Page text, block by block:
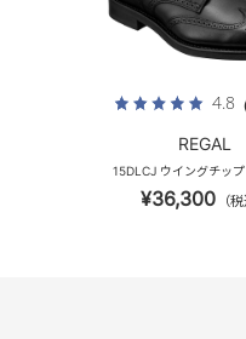
4.8
REGAL
15DLCJ ウイングチッ
¥36,300 （税